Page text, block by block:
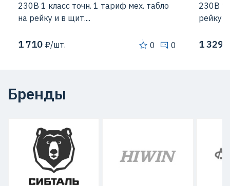
230В 1 класс точн. 1 тариф мех. табло
на рейку и в щит....
1 710 ₽/шт. 0 0
230В 1
рейку
1
Бренды